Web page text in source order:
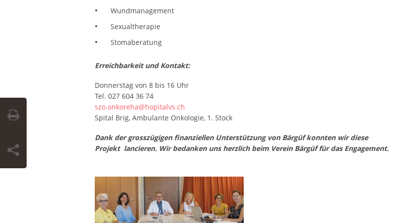
Wundmanagement
Sexualtherapie
Stomaberatung
Erreichbarkeit und Kontakt:
Donnerstag von 8 bis 16 Uhr
Tel. 027 604 36 74
szo.onkoreha@hopitalvs.ch
Spital Brig, Ambulante Onkologie, 1. Stock
Dank der grosszügigen finanziellen Unterstützung von Bärgüf konnten wir diese
Projekt lancieren. Wir bedanken uns herzlich beim Verein Bärgüf für das Engagement.